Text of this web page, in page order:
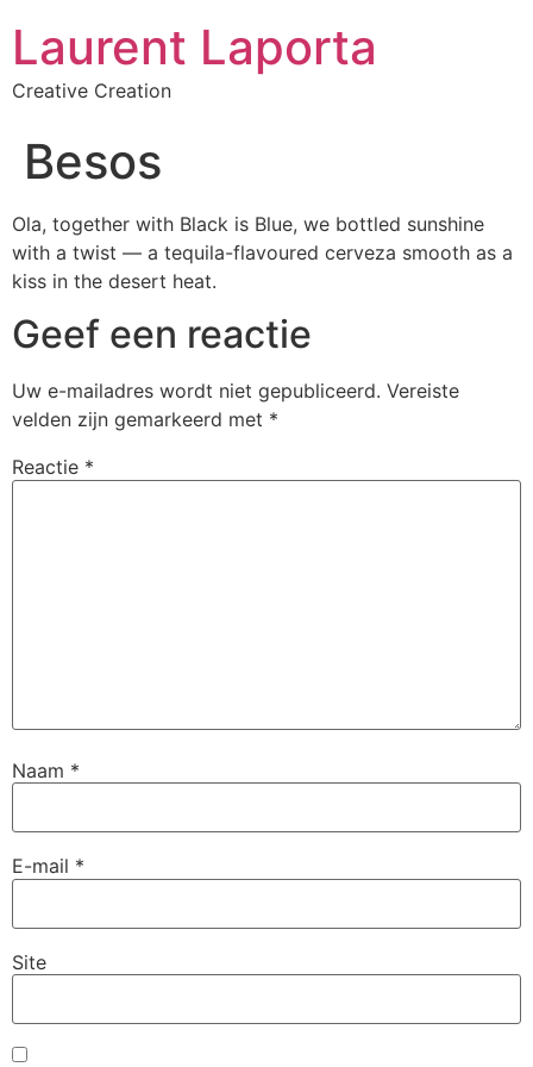
Laurent Laporta
Creative Creation
Besos
Ola, together with Black is Blue, we bottled sunshine
with a twist — a tequila-flavoured cerveza smooth as a
kiss in the desert heat.
Geef een reactie
Uw e-mailadres wordt niet gepubliceerd. Vereiste
velden zijn gemarkeerd met *
Reactie *
Naam *
E-mail *
Site